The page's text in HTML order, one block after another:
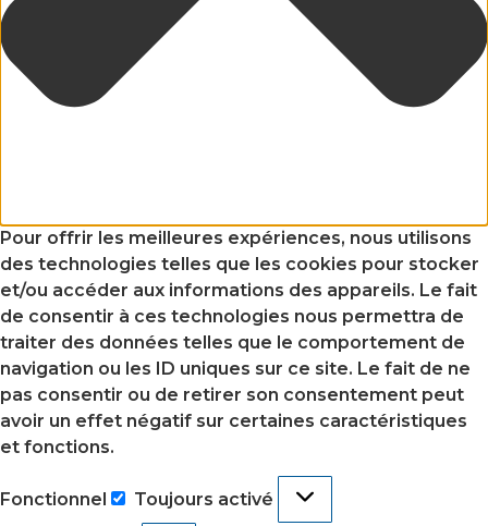
Pour offrir les meilleures expériences, nous utilisons
des technologies telles que les cookies pour stocker
et/ou accéder aux informations des appareils. Le fait
de consentir à ces technologies nous permettra de
traiter des données telles que le comportement de
navigation ou les ID uniques sur ce site. Le fait de ne
pas consentir ou de retirer son consentement peut
avoir un effet négatif sur certaines caractéristiques
et fonctions.
Fonctionnel Toujours activé